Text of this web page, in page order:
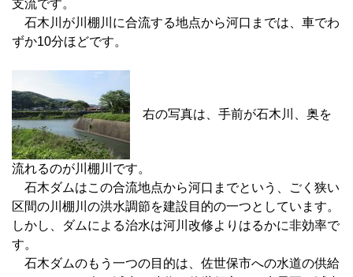
支流です。
石木川が川棚川に合流する地点から河口までは、車でわ
ずか10分ほどです。
右の写真は、手前が石木川、奥を
流れるのが川棚川です。
石木ダムはこの合流地点から河口までという、ごく狭い
区間の川棚川の洪水調節を建設目的の一つとしています。
しかし、ダムによる治水は河川改修よりはるかに非効率で
す。
石木ダムのもう一つの目的は、佐世保市への水道の供給